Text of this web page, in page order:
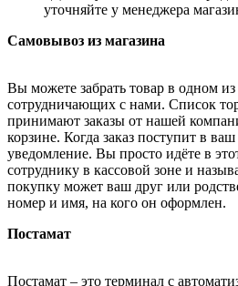
уточняйте у менеджера
Самовывоз из магазина
Вы можете забрать товар в одном из
сотрудничающих с нами. Список
принимают заказы от нашей
корзине. Когда заказ поступит в
уведомление. Вы просто идёте в
сотруднику в кассовой зоне и
покупку может ваш друг или
номер и имя, на кого он оформлен.
Постамат
Постамат – это терминал с